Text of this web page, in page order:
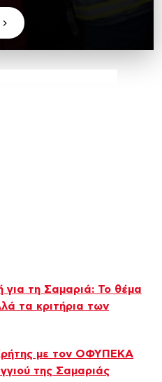
τη Σαμαριά: Το θέμα
τα κριτήρια των
με τον ΟΦΥΠΕΚΑ
της Σαμαριάς